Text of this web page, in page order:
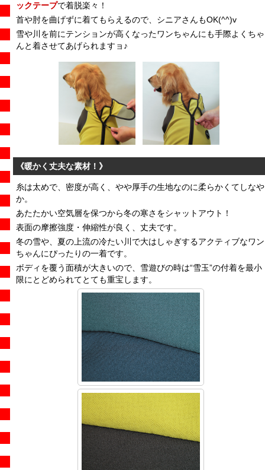
ックテープで着脱楽々！
首や肘を曲げずに着てもらえるので、シニアさんもOK(^^)v
雪や川を前にテンションが高くなったワンちゃんにも手際よくちゃ
んと着させてあげられますョ♪
《暖かく丈夫な素材！》
糸は太めで、密度が高く、やや厚手の生地なのに柔らかくてしなや
か。
あたたかい空気層を保つから冬の寒さをシャットアウト！
表面の摩擦強度・伸縮性が良く、丈夫です。
冬の雪や、夏の上流の冷たい川で大はしゃぎするアクティブなワン
ちゃんにぴったりの一着です。
ボディを覆う面積が大きいので、雪遊びの時は“雪玉”の付着を最小
限にとどめられてとても重宝します。